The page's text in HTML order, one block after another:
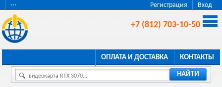
Регистрация Вход
···
+7 (812) 703-10-50
ОПЛАТА И ДОСТАВКА КОНТАКТЫ
видеокарта RTX 3070... НАЙТИ